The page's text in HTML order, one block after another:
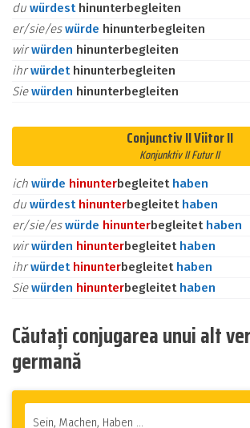
du würdest hinunterbegleiten
er/sie/eswürde hinunterbegleiten
wirwürden hinunterbegleiten
ihrwürdet hinunterbegleiten
Siewürden hinunterbegleiten
Conjunctiv II Viitor II
Konjunktiv II Futur II
ich würde hinunterbegleitet haben
du würdest hinunterbegleitet haben
er/sie/eswürde hinunterbegleitet haben
wirwürden hinunterbegleitet haben
ihrwürdet hinunterbegleitet haben
Siewürden hinunterbegleitet haben
Căutați conjugarea unui alt
germană